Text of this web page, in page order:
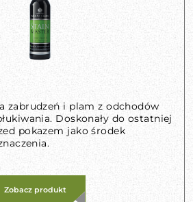
zabrudzeń i plam z odchodów
Doskonały do ostatniej
pokazem jako środek
Zobacz produkt